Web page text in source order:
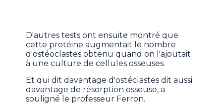
D'autres tests ont ensuite montré que
cette protéine augmentait le nombre
d'ostéoclastes obtenu quand on l'ajoutait
à une culture de cellules osseuses.
Et qui dit davantage d'ostéclastes dit aussi
davantage de résorption osseuse, a
souligné le professeur Ferron.